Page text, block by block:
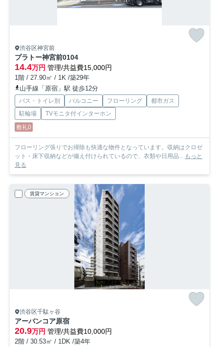
渋谷区神宮前
プラトー神宮前0104
14.4万円 管理/共益費15,000円
1階 / 27.90㎡ / 1K /築29年
山手線「原宿」駅 徒歩12分
バス・トイレ別 バルコニー フローリング
都市ガス
駐輪場
TVモニタ付インターホン
敷礼0
フローリング張りでお掃除も快適な物件となっています。収納はクロゼ
ット・床下収納などが備え付けられているので、衣類や日用品... もっと
見る
賃貸マンション
渋谷区千駄ヶ谷
アーバンコア原宿
20.9万円 管理/共益費10,000円
2階 / 30.53㎡ / 1DK /築4年